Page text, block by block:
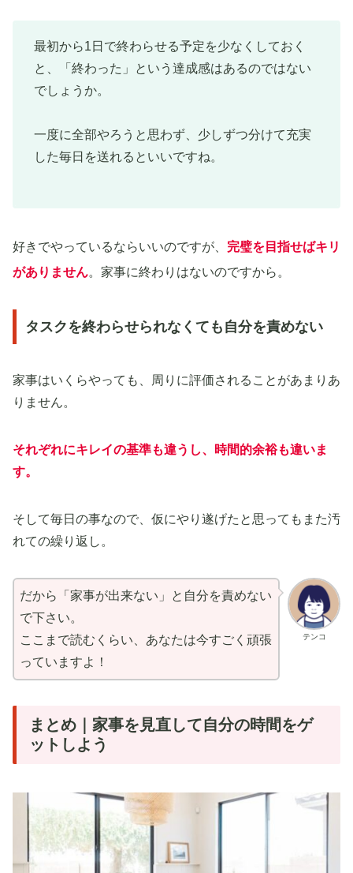
最初から1日で終わらせる予定を少なくしておく
と、「終わった」という達成感はあるのではない
でしょうか。
一度に全部やろうと思わず、少しずつ分けて充実
した毎日を送れるといいですね。
好きでやっているならいいのですが、 完璧を目指せばキリ
がありません。家事に終わりはないのですから。
タスクを終わらせられなくても自分を責めない
家事はいくらやっても、周りに評価されることがあまりあ
りません。
それぞれにキレイの基準も違うし、時間的余裕も違いま
す。
そして毎日の事なので、仮にやり遂げたと思ってもまた汚
れての繰り返し。
テンコ
だから「家事が出来ない」と自分を責めない
で下さい。
ここまで読むくらい、あなたは今すごく頑張
っていますよ！
まとめ｜家事を見直して自分の時間をゲ
ットしよう